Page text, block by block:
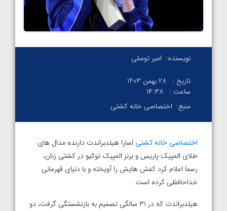
نویسنده: امیر توسلی
تاریخ : 28 بهمن 1403
ساعت : ۱۴:۳۸
منبع: اختصاصی خانه کشتی
اختصاصی خانه کشتی |سارا هیلدبراندت دارنده مدال های
طلای المپیک پاریس و برنز المپیک توکیو در کشتی زنان،
رسما اعلام کرد کفش هایش را آویخته و با دنیای قهرمانی
خداحافظی کرده است.
هیلدبراندت که در ۳۱ سالگی تصمیم به بازنشستگی گرفت، دو